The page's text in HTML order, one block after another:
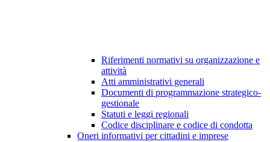
Riferimenti normativi su organizzazione e
attività
Atti amministrativi generali
Documenti di programmazione strategico-
gestionale
Statuti e leggi regionali
Codice disciplinare e codice di condotta
Oneri informativi per cittadini e imprese